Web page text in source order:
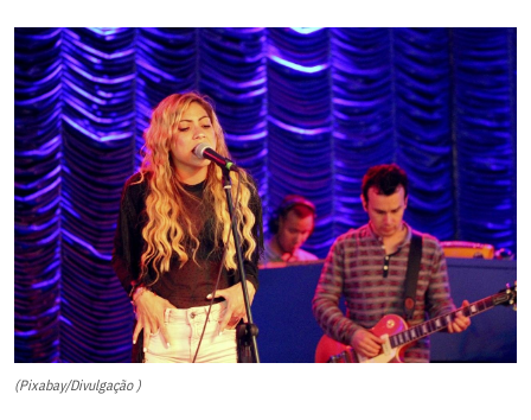
(Pixabay/Divulgação )